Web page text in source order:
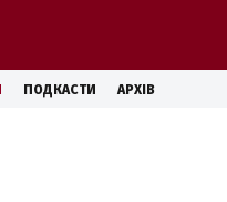
ПОДКАСТИ АРХІВ